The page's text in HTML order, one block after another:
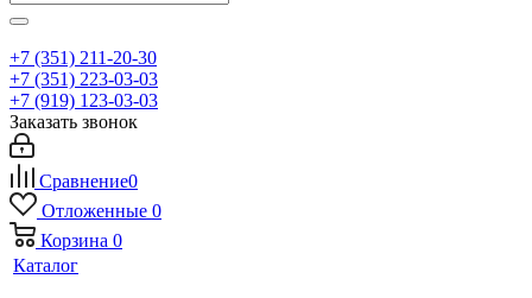
+7 (351) 211-20-30
+7 (351) 223-03-03
+7 (919) 123-03-03
Заказать звонок
Сравнение0
Отложенные 0
Корзина 0
Каталог